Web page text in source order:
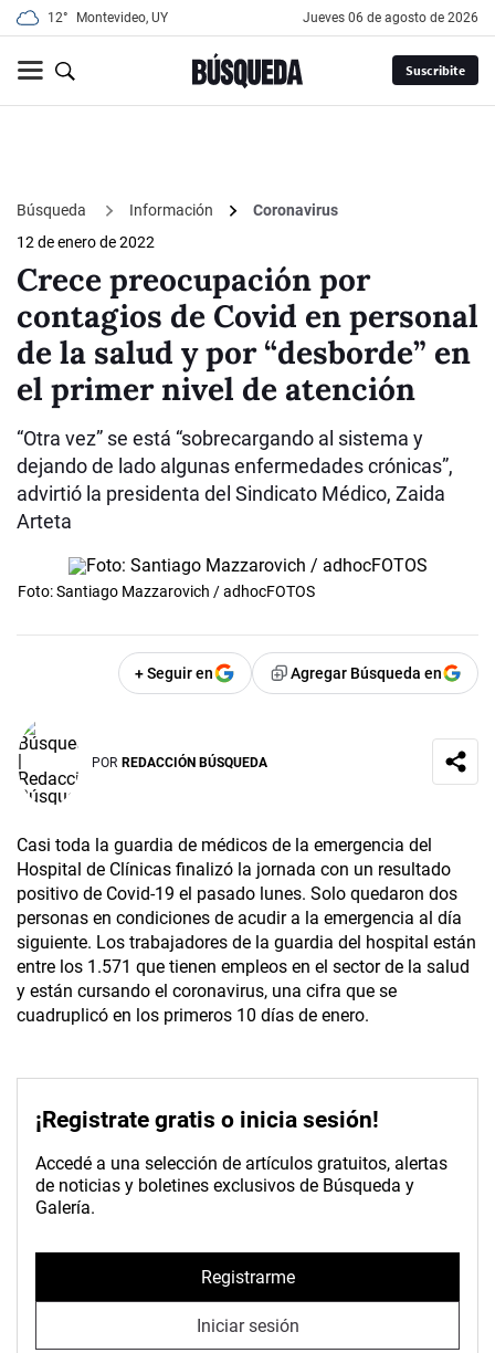
12° Montevideo, UY jueves 06 de agosto de 2026
Suscribite
Búsqueda Información
Coronavirus
12 de enero de 2022
Crece preocupación por
contagios de Covid en personal
de la salud y por “desborde” en
el primer nivel de atención
“Otra vez” se está “sobrecargando al sistema y
dejando de lado algunas enfermedades crónicas”,
advirtió la presidenta del Sindicato Médico, Zaida
Arteta
Foto: Santiago Mazzarovich / adhocFOTOS
+ Seguir en Agregar Búsqueda en
POR REDACCIÓN BÚSQUEDA
Casi toda la guardia de médicos de la emergencia del
Hospital de Clínicas finalizó la jornada con un resultado
positivo de Covid-19 el pasado lunes. Solo quedaron dos
personas en condiciones de acudir a la emergencia al día
siguiente. Los trabajadores de la guardia del hospital están
entre los 1.571 que tienen empleos en el sector de la salud
y están cursando el coronavirus, una cifra que se
cuadruplicó en los primeros 10 días de enero.
¡Registrate gratis o inicia sesión!
Accedé a una selección de artículos gratuitos, alertas
de noticias y boletines exclusivos de Búsqueda y
Galería.
Registrarme
Iniciar sesión